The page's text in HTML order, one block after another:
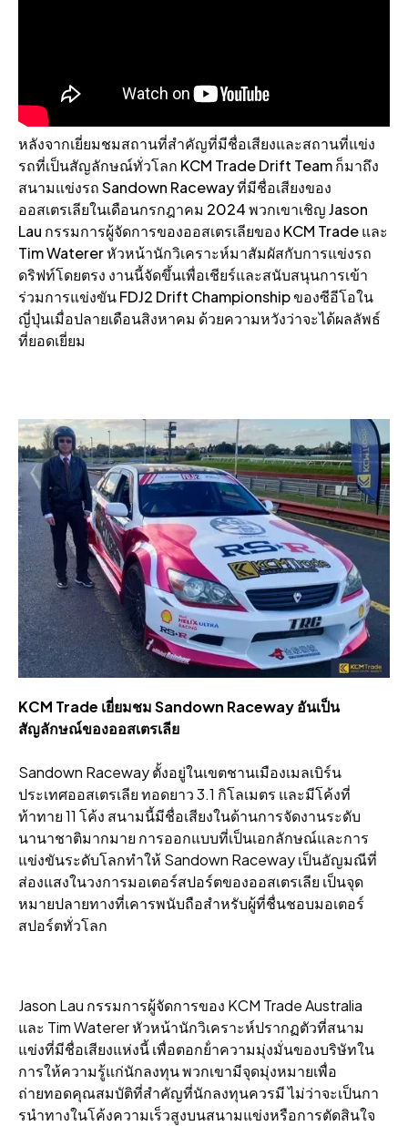
หลังจากเยี่ยมชมสถานที่สําคัญที่มีชื่อเสียงและสถานที่แข่ง
รถที่เป็นสัญลักษณ์ทั่วโลก KCM Trade Drift Team ก็มาถึง
สนามแข่งรถ Sandown Raceway ที่มีชื่อเสียงของ
ออสเตรเลียในเดือนกรกฎาคม 2024 พวกเขาเชิญ Jason
Lau กรรมการผู้จัดการของออสเตรเลียของ KCM Trade และ
Tim Waterer หัวหน้านักวิเคราะห์มาสัมผัสกับการแข่งรถ
ดริฟท์โดยตรง งานนี้จัดขึ้นเพื่อเชียร์และสนับสนุนการเข้า
ร่วมการแข่งขัน FDJ2 Drift Championship ของซีอีโอใน
ญี่ปุ่นเมื่อปลายเดือนสิงหาคม ด้วยความหวังว่าจะได้ผลลัพธ์
ที่ยอดเยี่ยม
KCM Trade เยี่ยมชม Sandown Raceway อันเป็น
สัญลักษณ์ของออสเตรเลีย
Sandown Raceway ตั้งอยู่ในเขตชานเมืองเมลเบิร์น
ประเทศออสเตรเลีย ทอดยาว 3.1 กิโลเมตร และมีโค้งที่
ท้าทาย 11 โค้ง สนามนี้มีชื่อเสียงในด้านการจัดงานระดับ
นานาชาติมากมาย การออกแบบที่เป็นเอกลักษณ์และการ
แข่งขันระดับโลกทําให้ Sandown Raceway เป็นอัญมณีที่
ส่องแสงในวงการมอเตอร์สปอร์ตของออสเตรเลีย เป็นจุด
หมายปลายทางที่เคารพนับถือสําหรับผู้ที่ชื่นชอบมอเตอร์
สปอร์ตทั่วโลก
Jason Lau กรรมการผู้จัดการของ KCM Trade Australia
และ Tim Waterer หัวหน้านักวิเคราะห์ปรากฏตัวที่สนาม
แข่งที่มีชื่อเสียงแห่งนี้ เพื่อตอกย้ําความมุ่งมั่นของบริษัทใน
การให้ความรู้แก่นักลงทุน พวกเขามีจุดมุ่งหมายเพื่อ
ถ่ายทอดคุณสมบัติที่สําคัญที่นักลงทุนควรมี ไม่ว่าจะเป็นกา
รนําทางในโค้งความเร็วสูงบนสนามแข่งหรือการตัดสินใจ